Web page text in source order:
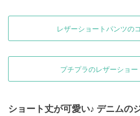
レザーショートパンツの
プチプラのレザーショー
ショート丈が可愛い♪ デニムの